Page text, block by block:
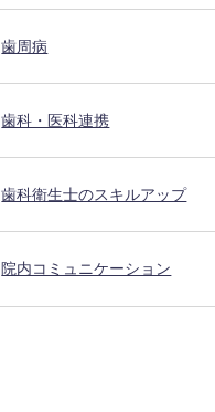
歯周病
歯科・医科連携
歯科衛生士のスキルアップ
院内コミュニケーション